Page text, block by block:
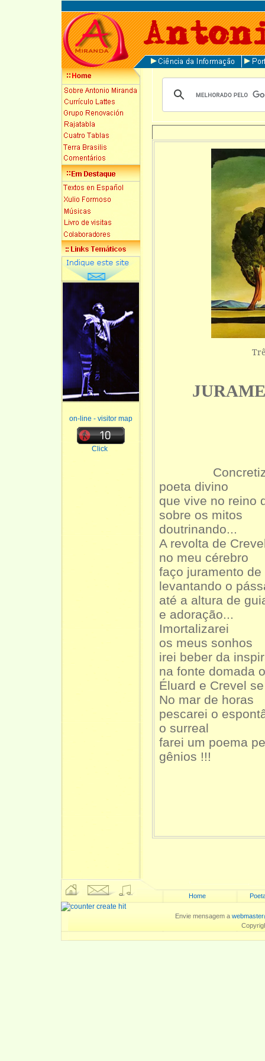
on-line - visitor map
Click
poeta divino
que vive no reino
sobre os mitos
doutrinando...
A revolta de
no meu cérebro
faço juramento de
levantando o
até a altura de
e adoração...
Imortalizarei
os meus sonhos
irei beber da
na fonte domada
Éluard e Crevel
No mar de horas
pescarei o
o surreal
farei um poema
gênios !!!
Home
Envie mensagem a